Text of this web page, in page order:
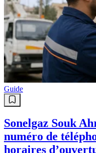
Guide
Sonelgaz Souk
numéro de
horaires